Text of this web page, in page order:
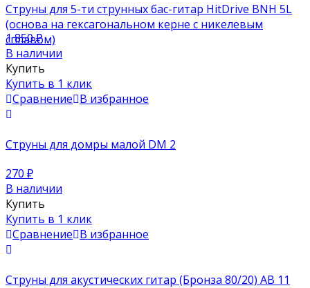
Струны для 5-ти струнных бас-гитар HitDrive BNH 5L
(основа на гексагональном керне с никелевым
сплавом)
1 850₽
В наличии
Купить
Купить в 1 клик
Сравнение В избранное
Струны для домры малой DM 2
270 ₽
В наличии
Купить
Купить в 1 клик
Сравнение В избранное
Струны для акустических гитар (Бронза 80/20) AB 11